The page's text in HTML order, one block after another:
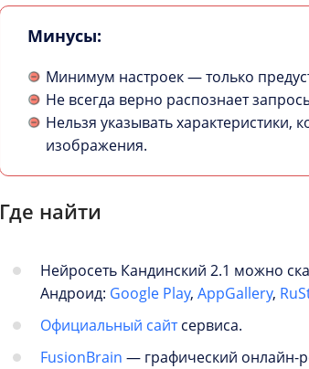
Минусы:
Минимум настроек — только
Не всегда верно распознает
Нельзя указывать
изображения.
Где найти
Нейросеть Кандинский 2.1 можно
Андроид: Google Play, AppGallery,
Официальный сайтсервиса.
FusionBrain — графический онлайн-